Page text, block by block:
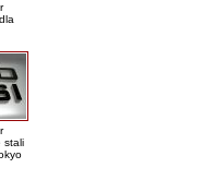
stali